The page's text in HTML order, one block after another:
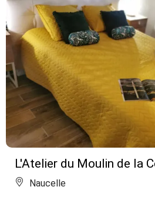
L'Atelier du Moulin de la
Naucelle